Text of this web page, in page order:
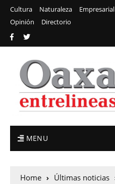
Cultura Naturaleza Empresarial
Opinión
Directorio
MENU
Home
Últimas noticias